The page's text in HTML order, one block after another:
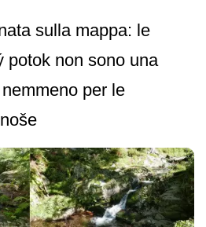
sulla mappa: le
potok non sono una
per le